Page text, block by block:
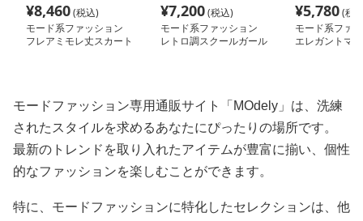
¥8,460(税込)
モード系ファッション
フレアミモレ丈スカート
¥7,200(税込)
モード系ファッション
レトロ調スクールガール
¥5,780(税
モード系ファ
エレガントマ
モードファッション専用通販サイト「MOdely」は、洗練
されたスタイルを求めるあなたにぴったりの場所です。
最新のトレンドを取り入れたアイテムが豊富に揃い、個性
的なファッションを楽しむことができます。
特に、モードファッションに特化したセレクションは、他